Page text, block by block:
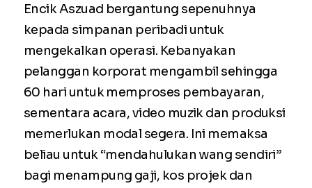
Encik Aszuad bergantung sepenuhnya
kepada simpanan peribadi untuk
mengekalkan operasi. Kebanyakan
pelanggan korporat mengambil sehingga
60 hari untuk memproses pembayaran,
sementara acara, video muzik dan produksi
memerlukan modal segera. Ini memaksa
beliau untuk “mendahulukan wang sendiri”
bagi menampung gaji, kos projek dan